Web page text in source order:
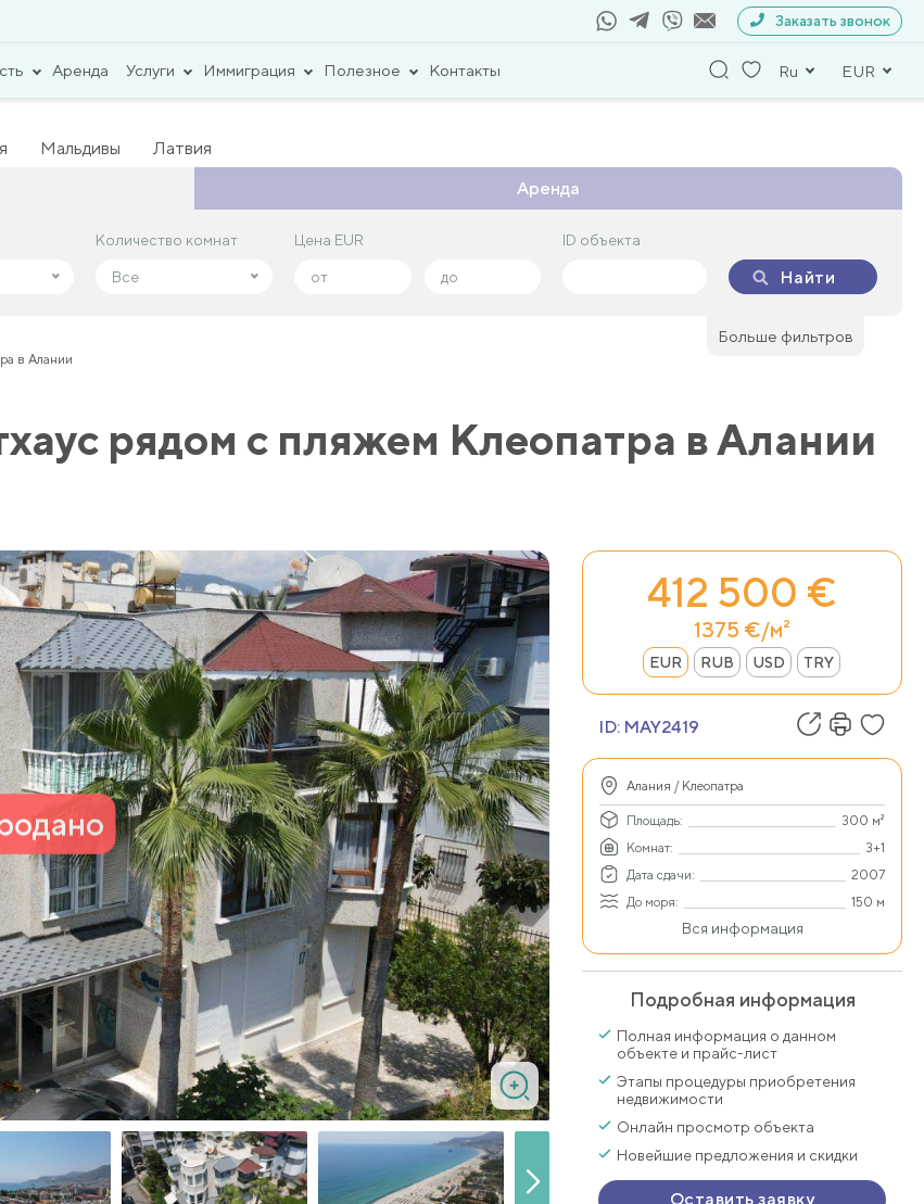
Заказать звонок
Аренда Услуги Иммиграция Полезное Контакты Ru EUR
Мальдивы
Латвия
Аренда
Количество комнат
Все
Цена EUR ID объекта
Найти
Больше фильтров
Количество комнат
Все
Цена EUR ID объекта
Найти
в Алании
рядом с пляжем Клеопатра в Алании
412 500 €
1375 €/м²
EUR RUB USD TRY
ID: MAY2419
Алания / Клеопатра
Площадь:
300 м²
Комнат:
3+1
Дата сдачи:
2007
До моря:
150 м
Вся информация
Подробная информация
Полная информация о данном
объекте и прайс-лист
Этапы процедуры приобретения
недвижимости
Онлайн просмотр объекта
Новейшие предложения и скидки
Оставить заявку